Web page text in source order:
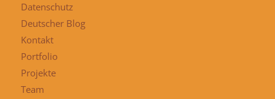
Datenschutz
Deutscher Blog
Kontakt
Portfolio
Projekte
Team